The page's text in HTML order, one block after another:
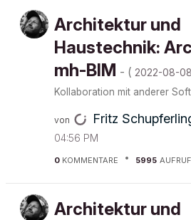
Architektur und
Haustechnik:
mh-BIM - ( ‎2022-08-08
Kollaboration mit anderer
von Fritz
04:56 PM
0 KOMMENTARE 5995
Architektur und